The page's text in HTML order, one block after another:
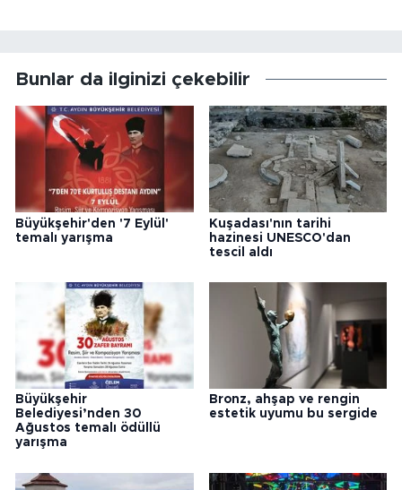
Bunlar da ilginizi çekebilir
Büyükşehir'den '7 Eylül'
temalı yarışma
Kuşadası'nın tarihi
hazinesi UNESCO'dan
tescil aldı
Büyükşehir
Belediyesi’nden 30
Ağustos temalı ödüllü
yarışma
Bronz, ahşap ve rengin
estetik uyumu bu sergide